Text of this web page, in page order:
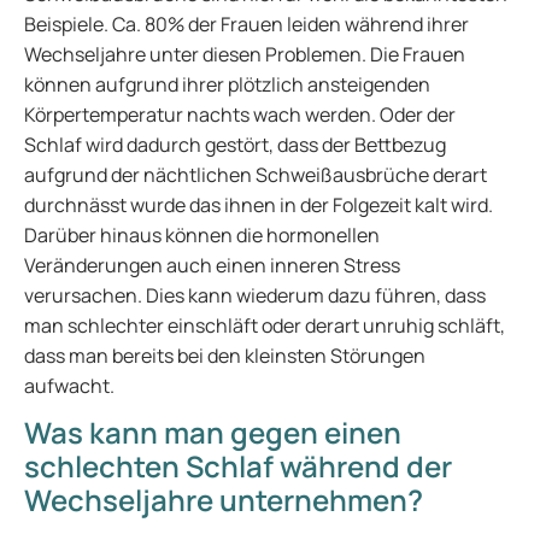
Beispiele. Ca. 80% der Frauen leiden während ihrer
Wechseljahre unter diesen Problemen. Die Frauen
können aufgrund ihrer plötzlich ansteigenden
Körpertemperatur nachts wach werden. Oder der
Schlaf wird dadurch gestört, dass der Bettbezug
aufgrund der nächtlichen Schweißausbrüche derart
durchnässt wurde das ihnen in der Folgezeit kalt wird.
Darüber hinaus können die hormonellen
Veränderungen auch einen inneren Stress
verursachen. Dies kann wiederum dazu führen, dass
man schlechter einschläft oder derart unruhig schläft,
dass man bereits bei den kleinsten Störungen
aufwacht.
Was kann man gegen einen
schlechten Schlaf während der
Wechseljahre unternehmen?